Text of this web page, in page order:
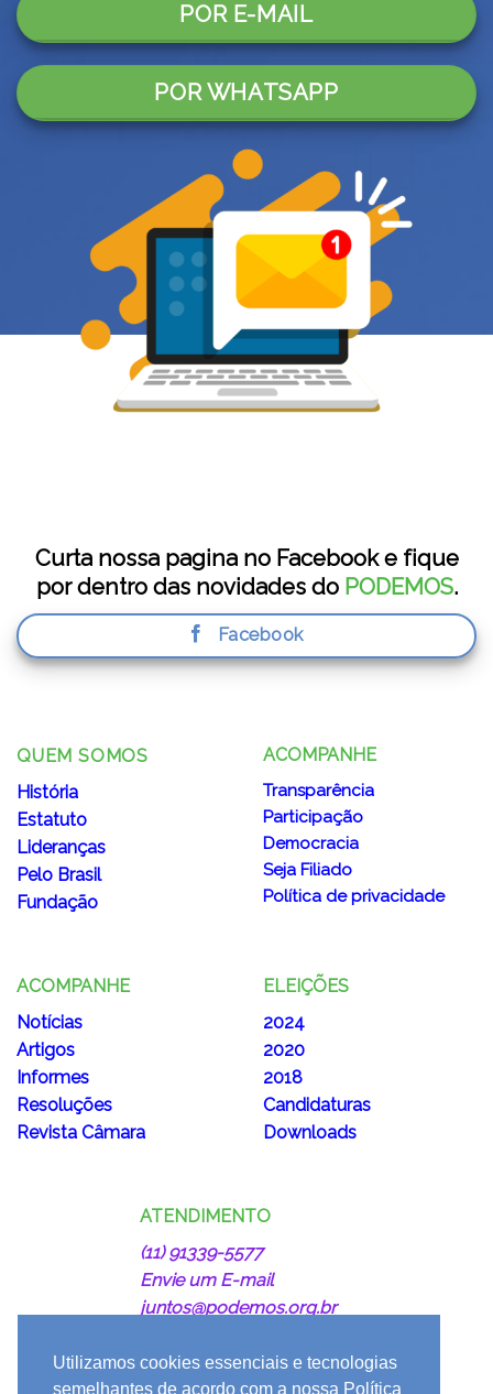
POR E-MAIL
POR WHATSAPP
Curta nossa pagina no Facebook e fique
por dentro das novidades do PODEMOS.
Facebook
QUEM SOMOS
História
Estatuto
Lideranças
Pelo Brasil
Fundação
ACOMPANHE
Transparência
Participação
Democracia
Seja Filiado
Política de privacidade
ACOMPANHE
Notícias
Artigos
Informes
Resoluções
Revista Câmara
ELEIÇÕES
2024
2020
2018
Candidaturas
Downloads
ATENDIMENTO
(11) 91339-5577
Envie um E-mail
juntos@podemos.org.br
Utilizamos cookies essenciais e tecnologias
semelhantes de acordo com a nossa Política